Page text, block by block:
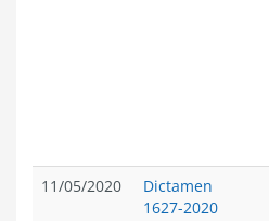
11/05/2020
Dictamen
1627-2020